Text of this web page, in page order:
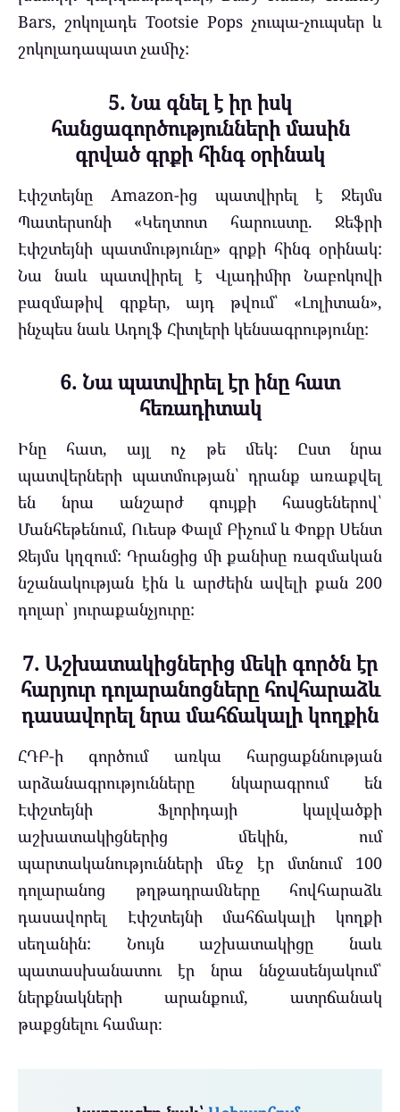
Bars, շոկոլադե Tootsie Pops չուպա-չուպսեր և
շոկոլադապատ չամիչ:
5. Նա գնել է իր իսկ
հանցագործությունների մասին
գրված գրքի հինգ օրինակ
Էփշտեյնը Amazon-ից պատվիրել է Ջեյմս
Պատերսոնի «Կեղտոտ հարուստը. Ջեֆրի
Էփշտեյնի պատմությունը» գրքի հինգ օրինակ:
Նա նաև պատվիրել է Վլադիմիր Նաբոկովի
բազմաթիվ գրքեր, այդ թվում՝ «Լոլիտան»,
ինչպես նաև Ադոլֆ Հիտլերի կենսագրությունը:
6. Նա պատվիրել էր ինը հատ
հեռադիտակ
Ինը հատ, այլ ոչ թե մեկ: Ըստ նրա
պատվերների պատմության՝ դրանք առաքվել
են նրա անշարժ գույքի հասցեներով՝
Մանհեթենում, Ուեսթ Փալմ Բիչում և Փոքր Սենտ
Ջեյմս կղզում: Դրանցից մի քանիսը ռազմական
նշանակության էին և արժեին ավելի քան 200
դոլար՝ յուրաքանչյուրը:
7. Աշխատակիցներից մեկի գործն էր
հարյուր դոլարանոցները հովհարաձև
դասավորել նրա մահճակալի կողքին
ՀԴԲ-ի գործում առկա հարցաքննության
արձանագրությունները նկարագրում են
Էփշտեյնի Ֆլորիդայի կալվածքի
աշխատակիցներից մեկին, ում
պարտականությունների մեջ էր մտնում 100
դոլարանոց թղթադրամները հովհարաձև
դասավորել Էփշտեյնի մահճակալի կողքի
սեղանին: Նույն աշխատակիցը նաև
պատասխանատու էր նրա ննջասենյակում՝
ներքնակների արանքում, ատրճանակ
թաքցնելու համար։